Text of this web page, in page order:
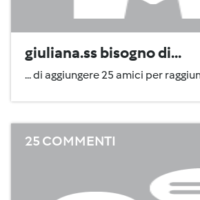
giuliana.ss bisogno di...
... di aggiungere 25 amici per
25 COMMENTI